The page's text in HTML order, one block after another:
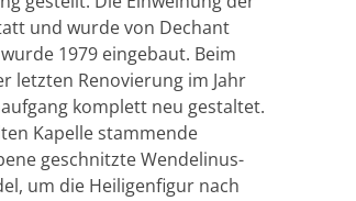
und wurde von Dechant
1979 eingebaut. Beim
letzten Renovierung im Jahr
komplett neu gestaltet.
Kapelle stammende
geschnitzte Wendelinus-
um die Heiligenfigur nach